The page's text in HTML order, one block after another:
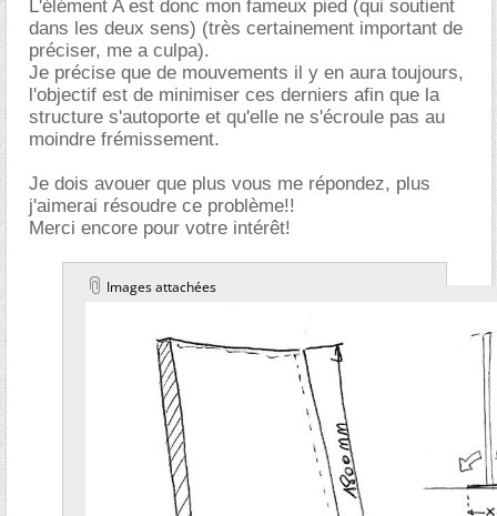
L'élément A est donc mon fameux pied (qui soutient
dans les deux sens) (très certainement important de
préciser, me a culpa).
Je précise que de mouvements il y en aura toujours,
l'objectif est de minimiser ces derniers afin que la
structure s'autoporte et qu'elle ne s'écroule pas au
moindre frémissement.
Je dois avouer que plus vous me répondez, plus
j'aimerai résoudre ce problème!!
Merci encore pour votre intérêt!
Images attachées